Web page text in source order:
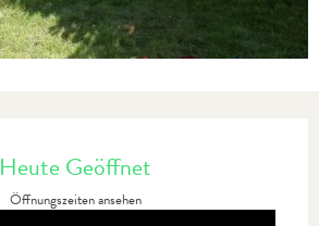
Heute Geöffnet
Öffnungszeiten ansehen